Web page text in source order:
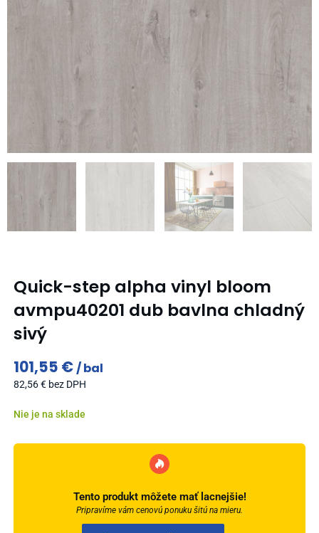
Quick-step alpha vinyl bloom
avmpu40201 dub bavlna chladný
sivý
101,55 € bal
82,56€ bez DPH
Nie je na sklade
Tento produkt môžete mať lacnejšie!
Pripravíme vám cenovú ponuku šitú na mieru.